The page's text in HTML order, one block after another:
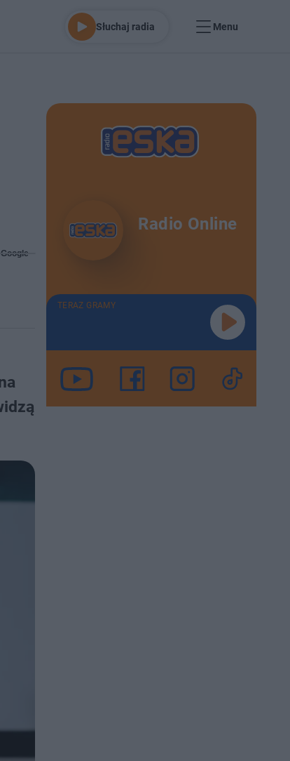
Słuchaj radia Menu
Radio Online
TERAZ GRAMY